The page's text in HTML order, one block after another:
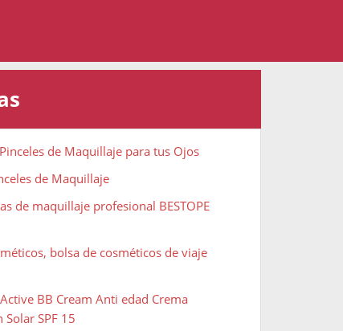
de Maquillaje para tus Ojos
de Maquillaje
de maquillaje profesional BESTOPE
bolsa de cosméticos de viaje
BB Cream Anti edad Crema
SPF 15